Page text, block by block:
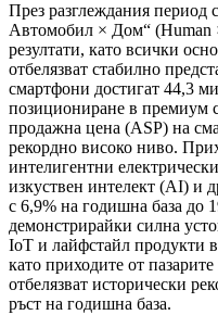
През разглеждания период
Автомобил × Дом“ (Human
резултати, като всички
отбелязват стабилно
смартфони достигат 44,3
позициониране в премиум
продажна цена (ASP) на
рекордно високо ниво.
интелигентни
изкуствен интелект (AI) и
с 6,9% на годишна база до
демонстрирайки силна
IoT и лайфстайл продукти
като приходите от
отбелязват исторически
ръст на годишна база.